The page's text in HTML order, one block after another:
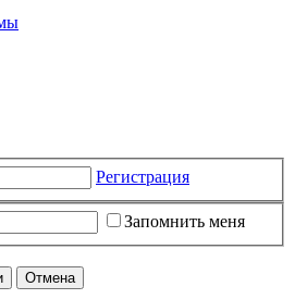
Регистрация
Запомнить меня
Отмена